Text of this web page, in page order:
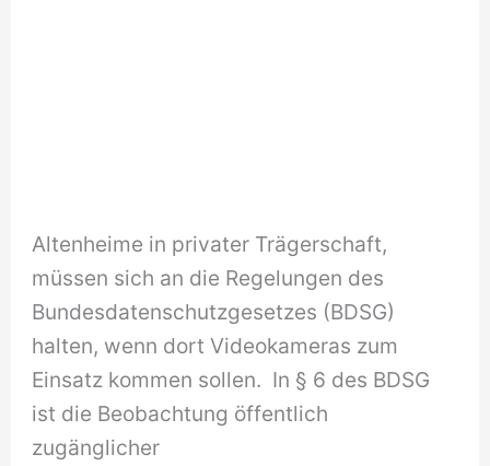
Altenheime in privater Trägerschaft,
müssen sich an die Regelungen des
Bundesdatenschutzgesetzes (BDSG)
halten, wenn dort Videokameras zum
Einsatz kommen sollen. In § 6 des BDSG
ist die Beobachtung öffentlich
zugänglicher